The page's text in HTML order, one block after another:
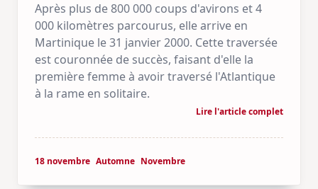
Après plus de 800 000 coups d'avirons et 4
000 kilomètres parcourus, elle arrive en
Martinique le 31 janvier 2000. Cette traversée
est couronnée de succès, faisant d'elle la
première femme à avoir traversé l'Atlantique
à la rame en solitaire.
Lire l'article complet
18 novembre Automne Novembre